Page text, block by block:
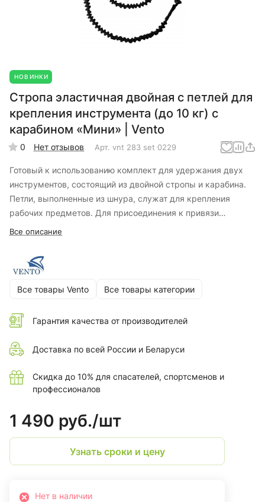
НОВИНКИ
Стропа эластичная двойная с петлей для
крепления инструмента (до 10 кг) с
карабином «Мини» | Vento
0 Нет отзывов Арт. vnt 283 set 0229
Готовый к использованию комплект для удержания двух
инструментов, состоящий из двойной стропы и карабина.
Петли, выполненные из шнура, служат для крепления
рабочих предметов. Для присоединения к привязи
используется карабин.
Все описание
Все товары Vento Все товары категории
Гарантия качества от производителей
Доставка по всей России и Беларуси
Скидка до 10% для спасателей, спортсменов и
профессионалов
1 490 руб./шт
Узнать сроки и цену
Нет в наличии